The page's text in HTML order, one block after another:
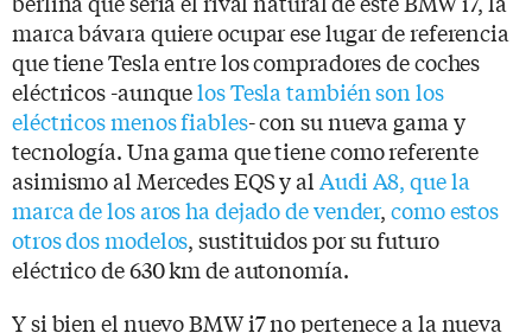
marca bávara quiere ocupar ese lugar de referencia
que tiene Tesla entre los compradores de coches
eléctricos -aunquelos Tesla también son los
eléctricos menos fiables- con su nueva gama y
tecnología. Una gama que tiene como referente
asimismo al Mercedes EQS y al Audi A8, que la
marca de los aros ha dejado de vender,como estos
otros dos modelos, sustituidos por su futuro
eléctrico de 630 km de autonomía.
Y si bien el nuevo BMW i7 no pertenece a la nueva